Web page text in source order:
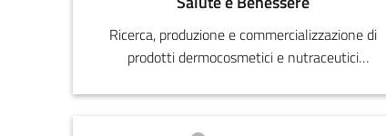
Ricerca, produzione e commercializzazione di
prodotti dermocosmetici e nutraceutici
Dermocosmetics è un’impresa innovativa nel